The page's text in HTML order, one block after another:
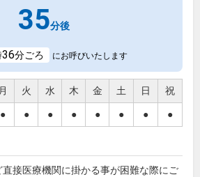
35分後
36分ごろ にお呼びいたします
月 火 水 木 金 土 日 祝
● ● ● ● ● ● ● ●
接医療機関に掛かる事が困難な際にご